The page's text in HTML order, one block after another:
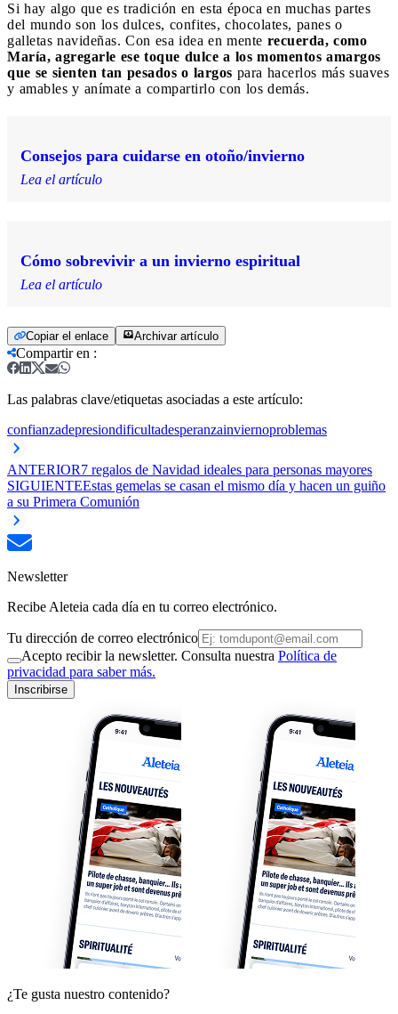
Si hay algo que es tradición en esta época en muchas partes
del mundo son los dulces, confites, chocolates, panes o
galletas navideñas. Con esa idea en mente recuerda, como
María, agregarle ese toque dulce a los momentos amargos
que se sienten tan pesados o largos para hacerlos más suaves
y amables y anímate a compartirlo con los demás.
Consejos para cuidarse en otoño/invierno
Lea el artículo
Cómo sobrevivir a un invierno espiritual
Lea el artículo
Copiar el enlace Archivar artículo
Compartir en :
Las palabras clave/etiquetas asociadas a este artículo:
confianzadepresiondificultadesperanzainviernoproblemas
ANTERIOR7 regalos de Navidad ideales para personas mayores
SIGUIENTEEstas gemelas se casan el mismo día y hacen un guiño
a su Primera Comunión
Newsletter
Recibe Aleteia cada día en tu correo electrónico.
Tu dirección de correo electrónico
Acepto recibir la newsletter. Consulta nuestra Política de
privacidad para saber más.
Inscribirse
¿Te gusta nuestro contenido?